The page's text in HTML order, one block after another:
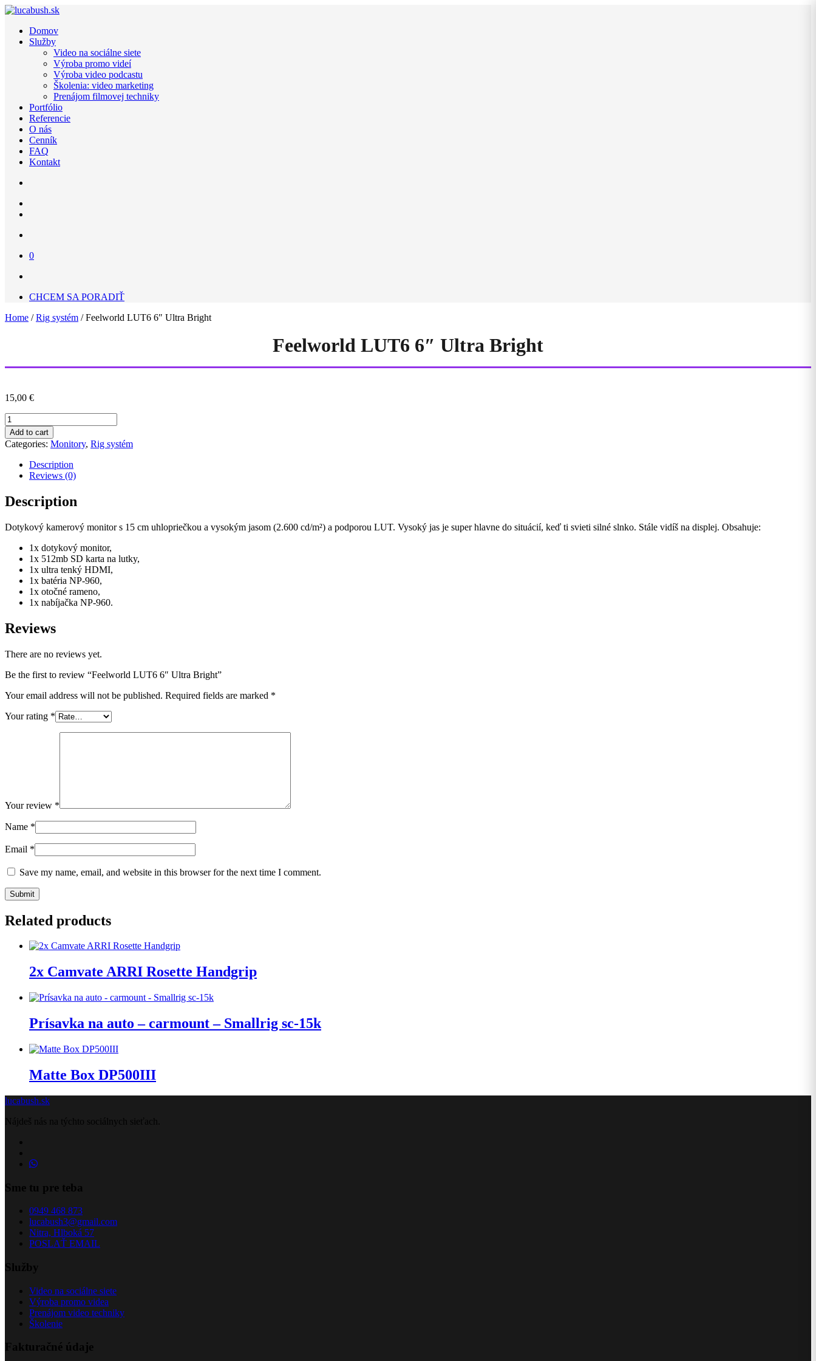
Domov
Služby
Video na sociálne siete
Výroba promo videí
Výroba video podcastu
Školenia: video marketing
Prenájom filmovej techniky
Portfólio
Referencie
O nás
Cenník
FAQ
Kontakt
0
CHCEM SA PORADIŤ
Home /Rig systém / Feelworld LUT6 6″ Ultra Bright
Feelworld LUT6 6″ Ultra Bright
15,00 €
Feelworld
LUT6
6″
Ultra
Bright
quantity
Add to cart
Categories: Monitory, Rig systém
Description
Reviews (0)
Description
Dotykový kamerový monitor s 15 cm uhlopriečkou a vysokým jasom (2.600 cd/m²) a podporou LUT. Vysoký jas je super hlavne do situácií, keď ti svieti silné slnko. Stále vidíš na displej. Obsahuje:
1x dotykový monitor,
1x 512mb SD karta na lutky,
1x ultra tenký HDMI,
1x batéria NP-960,
1x otočné rameno,
1x nabíjačka NP-960.
Reviews
There are no reviews yet.
Be the first to review “Feelworld LUT6 6″ Ultra Bright”
Your email address will not be published. Required fields are marked *
Your rating *
Your review *
Name *
Email *
Save my name, email, and website in this browser for the next time I comment.
Related products
2x Camvate ARRI Rosette Handgrip
Prísavka na auto – carmount – Smallrig sc-15k
Matte Box DP500III
lucabush.sk
Nájdeš nás na týchto sociálnych sieťach.
Sme tu pre teba
0949 468 873
lucabush3@gmail.com
Nitra, Hlboká 57
POSLAŤ EMAIL
Služby
Video na sociálne siete
Výroba promo videa
Prenájom video techniky
Školenie
Fakturačné údaje